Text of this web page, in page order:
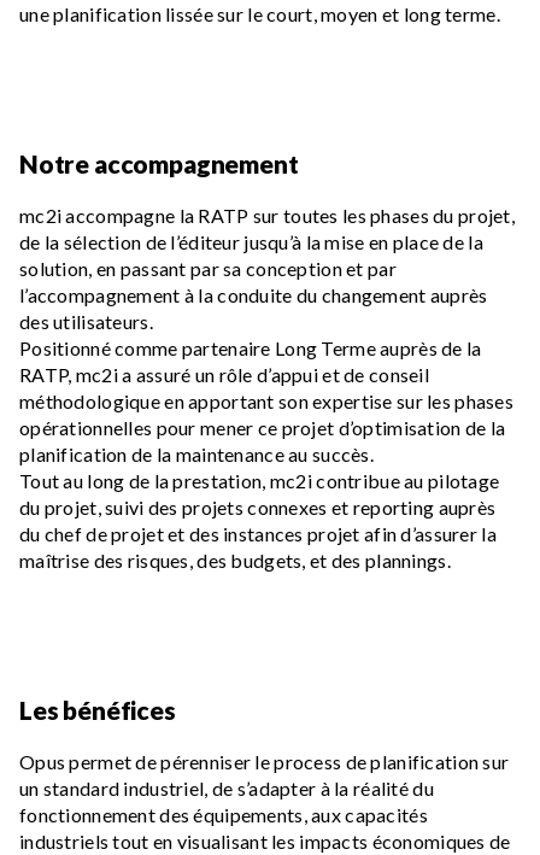
une planification lissée sur le court, moyen et long terme.
Notre accompagnement
mc2i accompagne la RATP sur toutes les phases du projet,
de la sélection de l’éditeur jusqu’à la mise en place de la
solution, en passant par sa conception et par
l’accompagnement à la conduite du changement auprès
des utilisateurs.
Positionné comme partenaire Long Terme auprès de la
RATP, mc2i a assuré un rôle d’appui et de conseil
méthodologique en apportant son expertise sur les phases
opérationnelles pour mener ce projet d’optimisation de la
planification de la maintenance au succès.
Tout au long de la prestation, mc2i contribue au pilotage
du projet, suivi des projets connexes et reporting auprès
du chef de projet et des instances projet afin d’assurer la
maîtrise des risques, des budgets, et des plannings.
Les bénéfices
Opus permet de pérenniser le process de planification sur
un standard industriel, de s’adapter à la réalité du
fonctionnement des équipements, aux capacités
industriels tout en visualisant les impacts économiques de